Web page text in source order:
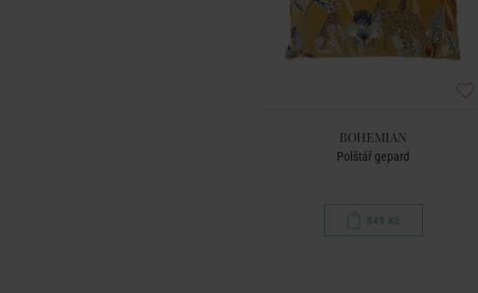
BOHEMIAN
Polštář gepard
849 Kč